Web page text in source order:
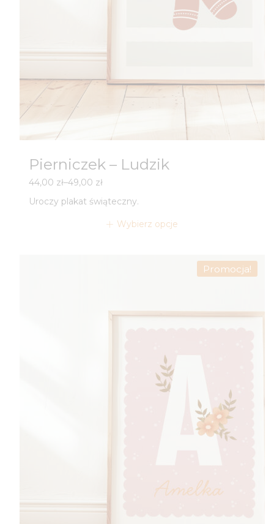
Pierniczek – Ludzik
44,00 zł–49,00 zł
Zakres
od
Uroczy plakat świąteczny.
Wybierz opcje
Promocja!